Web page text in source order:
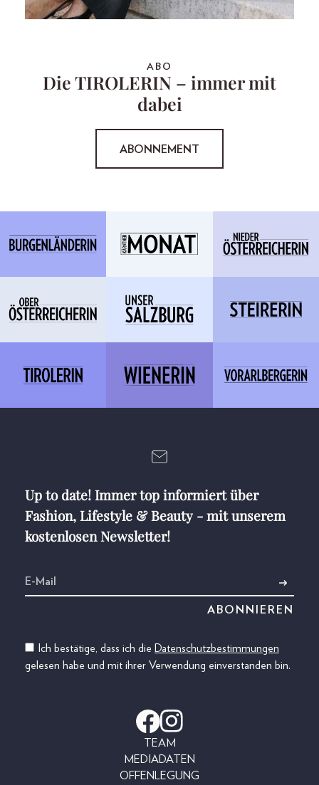
ABO
Die TIROLERIN – immer mit
dabei
ABONNEMENT
Up to date! Immer top informiert über
Fashion, Lifestyle & Beauty - mit unserem
kostenlosen Newsletter!
Ich bestätige, dass ich die Datenschutzbestimmungen
gelesen habe und mit ihrer Verwendung einverstanden bin.
TEAM
MEDIADATEN
OFFENLEGUNG